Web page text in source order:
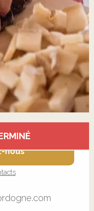
nous